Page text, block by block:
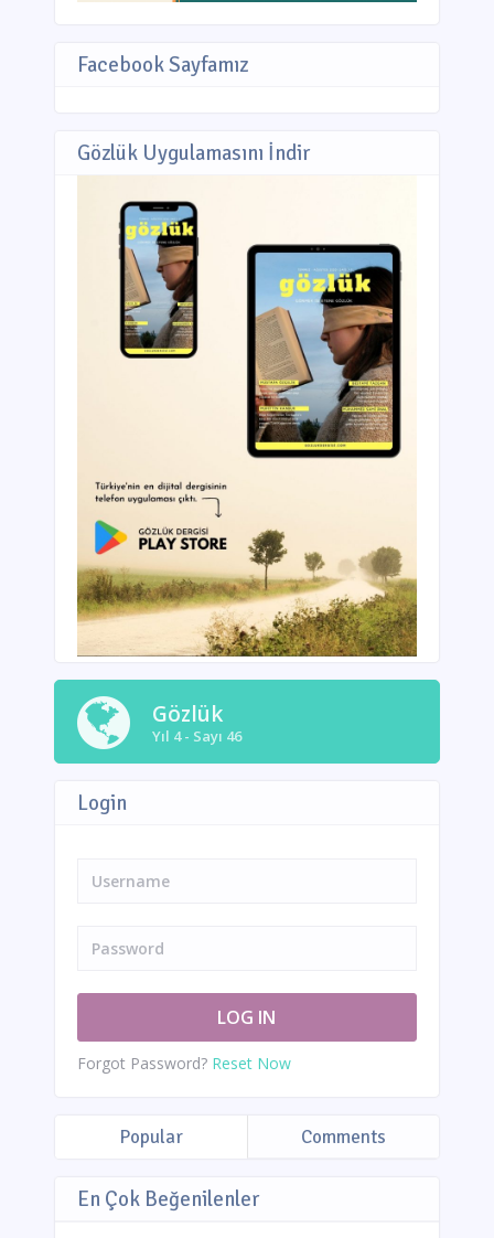
Facebook Sayfamız
Gözlük Uygulamasını İndir
Gözlük
Yıl 4 - Sayı 46
Login
Forgot Password? Reset Now
Popular Comments
En Çok Beğenilenler